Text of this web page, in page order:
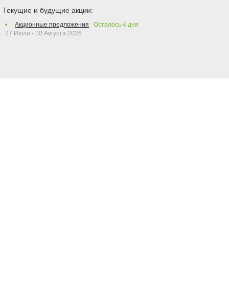
Текущие и будущие акции:
Акционные предложения Осталось 4 дня
27 Июля - 10 Августа 2026